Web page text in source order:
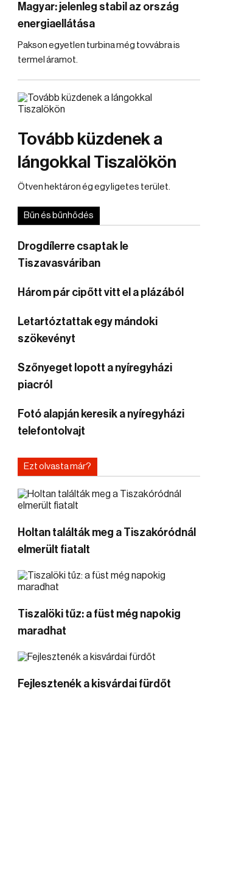
Magyar: jelenleg stabil az ország
energiaellátása
Pakson egyetlen turbina még tovvábra is
termel áramot.
Tovább küzdenek a
lángokkal Tiszalökön
Ötven hektáron ég egy ligetes terület.
Bűn és bűnhődés
Drogdílerre csaptak le
Tiszavasváriban
Három pár cipőtt vitt el a plázából
Letartóztattak egy mándoki
szökevényt
Szőnyeget lopott a nyíregyházi
piacról
Fotó alapján keresik a nyíregyházi
telefontolvajt
Ezt olvasta már?
Holtan találták meg a Tiszakóródnál
elmerült fiatalt
Tiszalöki tűz: a füst még napokig
maradhat
Fejlesztenék a kisvárdai fürdőt